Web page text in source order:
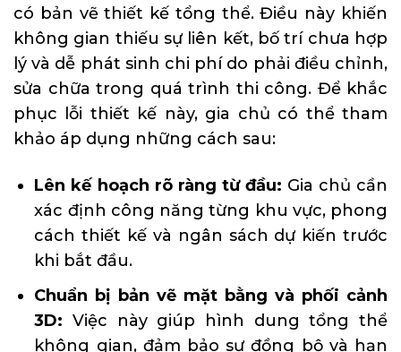
có bản vẽ thiết kế tổng thể. Điều này khiến
không gian thiếu sự liên kết, bố trí chưa hợp
lý và dễ phát sinh chi phí do phải điều chỉnh,
sửa chữa trong quá trình thi công. Để khắc
phục lỗi thiết kế này, gia chủ có thể tham
khảo áp dụng những cách sau:
Lên kế hoạch rõ ràng từ đầu: Gia chủ cần
xác định công năng từng khu vực, phong
cách thiết kế và ngân sách dự kiến trước
khi bắt đầu.
Chuẩn bị bản vẽ mặt bằng và phối cảnh
3D: Việc này giúp hình dung tổng thể
không gian, đảm bảo sự đồng bộ và hạn